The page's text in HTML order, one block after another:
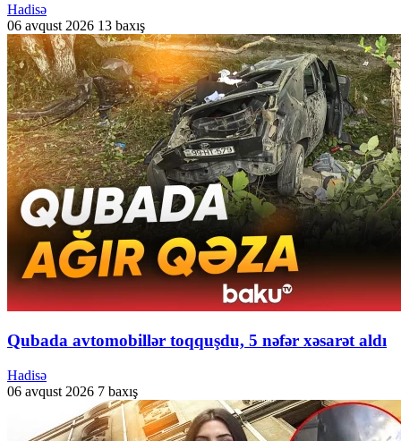
Hadisə
06 avqust 2026 13 baxış
Qubada avtomobillər toqquşdu, 5 nəfər xəsarət aldı
Hadisə
06 avqust 2026 7 baxış